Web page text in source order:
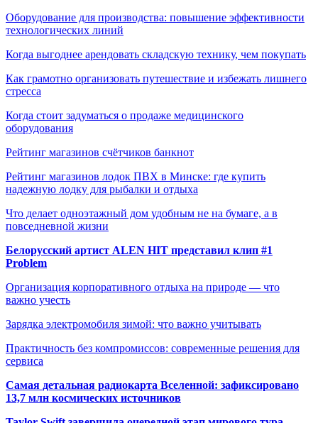
Оборудование для производства: повышение эффективности
технологических линий
Когда выгоднее арендовать складскую технику, чем покупать
Как грамотно организовать путешествие и избежать лишнего
стресса
Когда стоит задуматься о продаже медицинского
оборудования
Рейтинг магазинов счётчиков банкнот
Рейтинг магазинов лодок ПВХ в Минске: где купить
надежную лодку для рыбалки и отдыха
Что делает одноэтажный дом удобным не на бумаге, а в
повседневной жизни
Белорусский артист ALEN HIT представил клип #1
Problem
Организация корпоративного отдыха на природе — что
важно учесть
Зарядка электромобиля зимой: что важно учитывать
Практичность без компромиссов: современные решения для
сервиса
Самая детальная радиокарта Вселенной: зафиксировано
13,7 млн космических источников